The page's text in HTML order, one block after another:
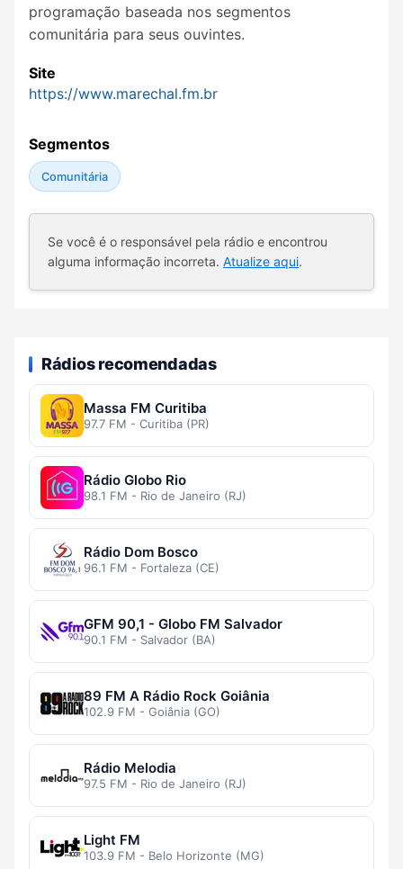
programação baseada nos segmentos
comunitária para seus ouvintes.
Site
https://www.marechal.fm.br
Segmentos
Comunitária
Se você é o responsável pela rádio e encontrou
alguma informação incorreta. Atualize aqui.
Rádios recomendadas
Massa FM Curitiba
97.7 FM - Curitiba (PR)
Rádio Globo Rio
98.1 FM - Rio de Janeiro (RJ)
Rádio Dom Bosco
96.1 FM - Fortaleza (CE)
GFM 90,1 - Globo FM Salvador
90.1 FM - Salvador (BA)
89 FM A Rádio Rock Goiânia
102.9 FM - Goiânia (GO)
Rádio Melodia
97.5 FM - Rio de Janeiro (RJ)
Light FM
103.9 FM - Belo Horizonte (MG)